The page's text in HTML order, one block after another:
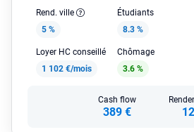
Rend. ville
5 %
Étudiants
8.3 %
Loyer HC conseillé
1 102 €/mois
Chômage
3.6 %
Cash flow
389 €